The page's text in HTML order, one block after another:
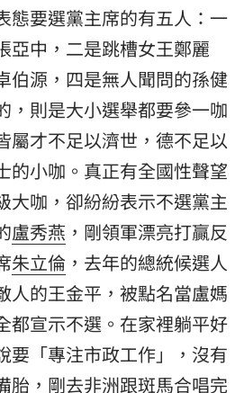
態要選黨主席的有五人：一
亞中，二是跳槽女王鄭麗
伯源，四是無人聞問的孫健
，則是大小選舉都要參一咖
屬才不足以濟世，德不足以
的小咖。真正有全國性聲望
大咖，卻紛紛表示不選黨主
盧秀燕 ，剛領軍漂亮打贏反
朱立倫 ，去年的總統候選人
人的王金平，被點名當盧媽
都宣示不選。在家裡躺平好
要「專注市政工作」，沒有
胎，剛去非洲跟斑馬合唱完